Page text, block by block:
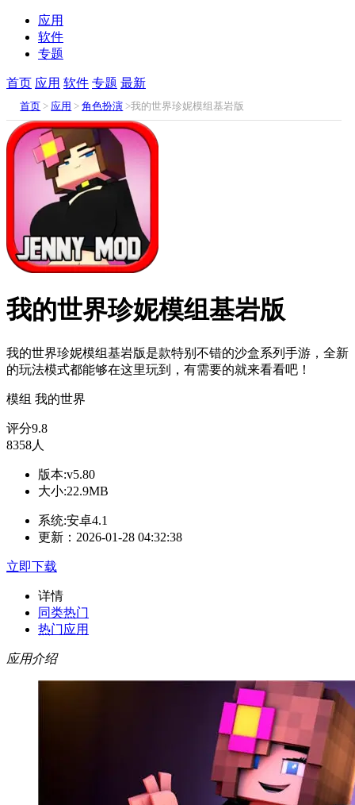
应用
软件
专题
首页 应用 软件 专题 最新
首页 > 应用 >角色扮演 >我的世界珍妮模组基岩版
我的世界珍妮模组基岩版
我的世界珍妮模组基岩版是款特别不错的沙盒系列手游，全新
的玩法模式都能够在这里玩到，有需要的就来看看吧！
模组 我的世界
评分9.8
8358人
版本:v5.80
大小:22.9MB
系统:安卓4.1
更新：2026-01-28 04:32:38
立即下载
详情
同类热门
热门应用
应用介绍